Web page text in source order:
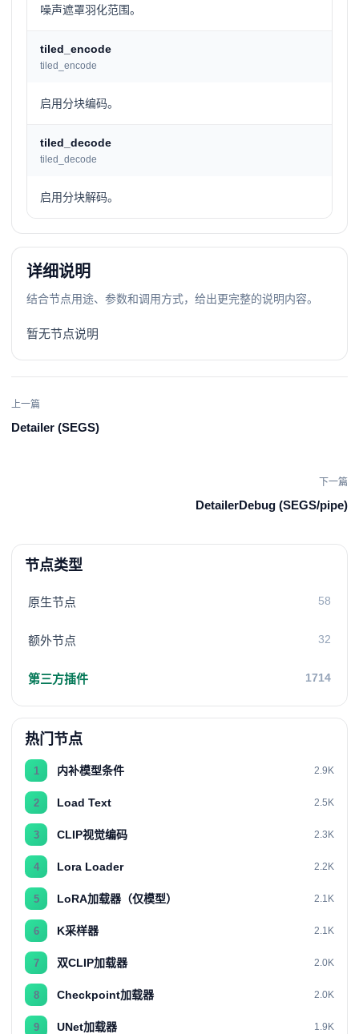
噪声遮罩羽化范围。
tiled_encode
tiled_encode
启用分块编码。
tiled_decode
tiled_decode
启用分块解码。
详细说明
结合节点用途、参数和调用方式，给出更完整的说明内容。
暂无节点说明
上一篇
Detailer (SEGS)
下一篇
DetailerDebug (SEGS/pipe)
节点类型
原生节点 58
额外节点 32
第三方插件 1714
热门节点
1 内补模型条件 2.9K
2 Load Text 2.5K
3 CLIP视觉编码 2.3K
4 Lora Loader 2.2K
5 LoRA加载器（仅模型） 2.1K
6 K采样器 2.1K
7 双CLIP加载器 2.0K
8 Checkpoint加载器 2.0K
9 UNet加载器 1.9K